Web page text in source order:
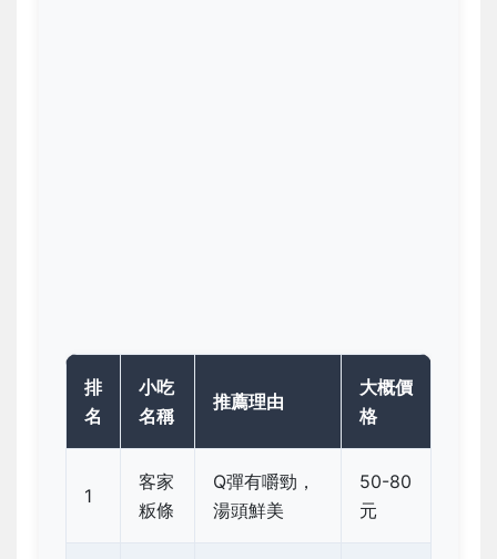
排
名
小吃
名稱
推薦理由
大概價
格
1
客家
粄條
Q彈有嚼勁，
湯頭鮮美
50-80
元